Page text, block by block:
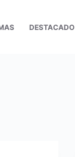
DESTACADO